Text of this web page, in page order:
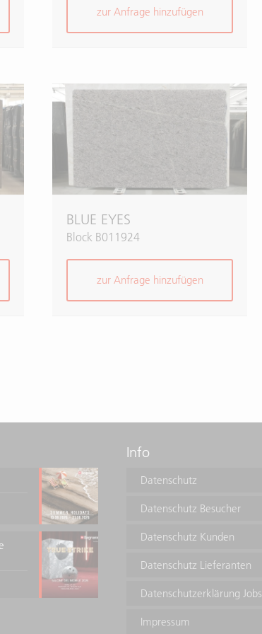
zur Anfrage hinzufügen
BLUE EYES
Block B011924
zur Anfrage hinzufügen
Info
Datenschutz
Datenschutz Besucher
Datenschutz Kunden
Datenschutz Lieferanten
Datenschutzerklärung Jobs
Impressum